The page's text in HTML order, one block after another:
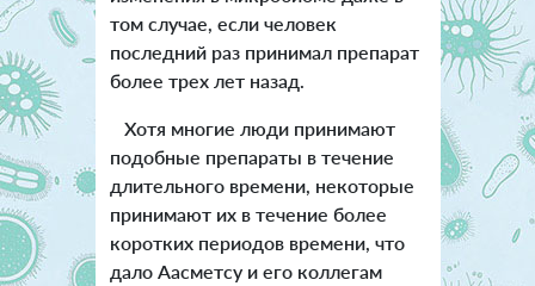
том случае, если человек
последний раз принимал препарат
более трех лет назад.
Хотя многие люди принимают
подобные препараты в течение
длительного времени, некоторые
принимают их в течение более
коротких периодов времени, что
дало Аасметсу и его коллегам